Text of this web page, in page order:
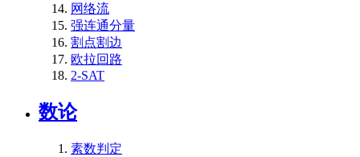
网络流
强连通分量
割点割边
欧拉回路
2-SAT
数论
素数判定